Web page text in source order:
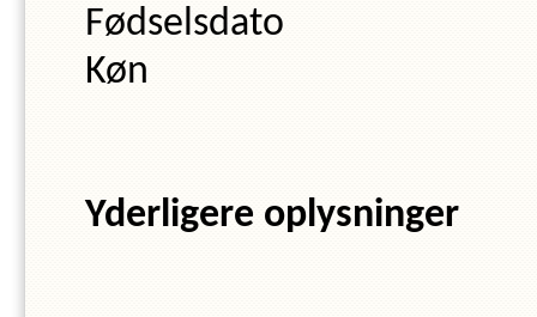
Fødselsdato
Køn
Yderligere oplysninger